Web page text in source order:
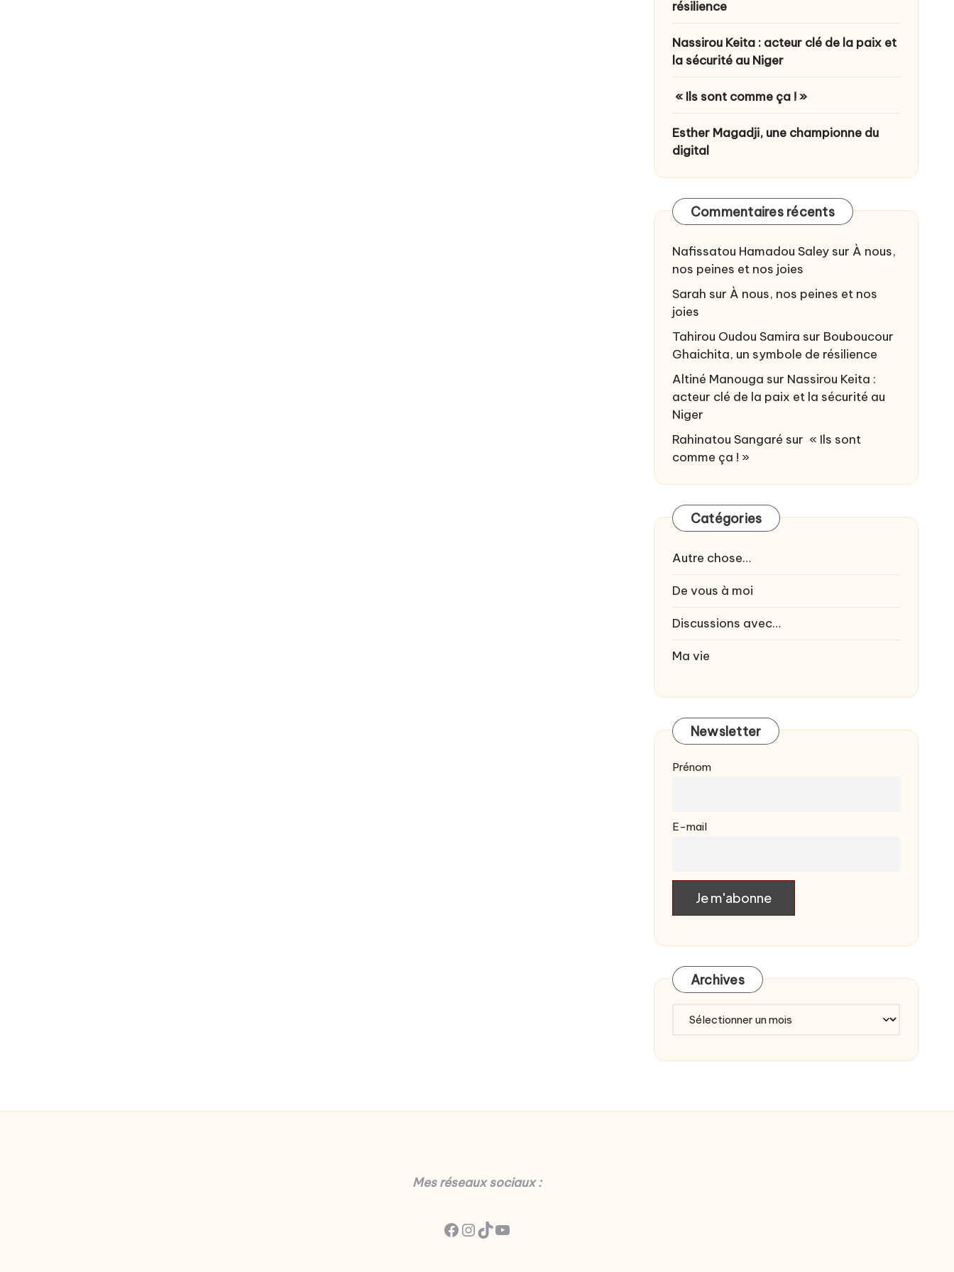
résilience
Nassirou Keita : acteur clé de la paix et
la sécurité au Niger
« Ils sont comme ça ! »
Esther Magadji, une championne du
digital
Commentaires récents
Nafissatou Hamadou Saleysur À nous,
nos peines et nos joies
Sarah sur À nous, nos peines et nos
joies
Tahirou Oudou Samira sur Bouboucour
Ghaichita, un symbole de résilience
Altiné Manouga sur Nassirou Keita :
acteur clé de la paix et la sécurité au
Niger
Rahinatou Sangaré sur « Ils sont
comme ça ! »
Catégories
Autre chose…
De vous à moi
Discussions avec…
Ma vie
Newsletter
Prénom
E-mail
Archives
Archives
Mes réseaux sociaux :
Facebook
Instagram
TikTok
YouTube